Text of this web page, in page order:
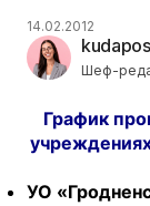
Шеф-
14.02.2012
График
УО